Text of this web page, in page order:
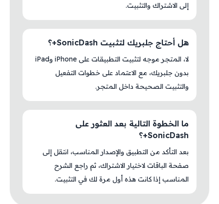
إلى الاشتراك والتثبيت.
هل أحتاج جلبريك لتثبيت SonicDash+؟
لا، المتجر موجه لتثبيت التطبيقات على iPhone وiPad
بدون جلبريك، مع الاعتماد على خطوات التفعيل
والتثبيت الصحيحة داخل المتجر.
ما الخطوة التالية بعد العثور على
SonicDash+؟
بعد التأكد من التطبيق والإصدار المناسب، انتقل إلى
صفحة الباقات لاختيار الاشتراك، ثم راجع الشرح
المناسب إذا كانت هذه أول مرة لك في التثبيت.